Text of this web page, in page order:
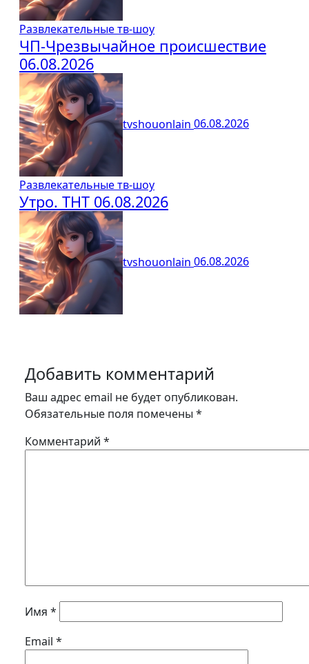
Развлекательные тв-шоу
ЧП-Чрезвычайное происшествие
06.08.2026
tvshouonlain 06.08.2026
Развлекательные тв-шоу
Утро. ТНТ 06.08.2026
tvshouonlain 06.08.2026
Добавить комментарий
Ваш адрес email не будет опубликован.
Обязательные поля помечены *
Комментарий *
Имя *
Email *